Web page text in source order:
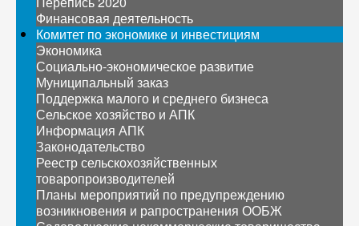
Финансовая деятельность
Комитет по экономике и инвестициям
Экономика
Социально-экономическое развитие
Муниципальный заказ
Поддержка малого и среднего бизнеса
Сельское хозяйство и АПК
Информация АПК
Законодательство
Реестр сельскохозяйственных
товаропроизводителей
Планы мероприятий по предупреждению
возникновения и рапространения ООБЖ